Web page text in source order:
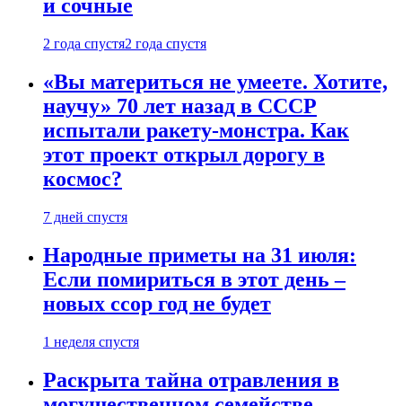
и сочные
2 года спустя2 года спустя
«Вы материться не умеете. Хотите,
научу» 70 лет назад в СССР
испытали ракету-монстра. Как
этот проект открыл дорогу в
космос?
7 дней спустя
Народные приметы на 31 июля:
Если помириться в этот день –
новых ссор год не будет
1 неделя спустя
Раскрыта тайна отравления в